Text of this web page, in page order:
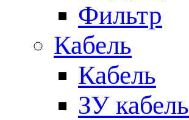
Фильтр
Кабель
Кабель
ЗУ кабель